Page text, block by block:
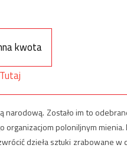
kwota
Tutaj
Zostało im to
organizacjom poloniljnym mienia.
dzieła sztuki zrabowane w